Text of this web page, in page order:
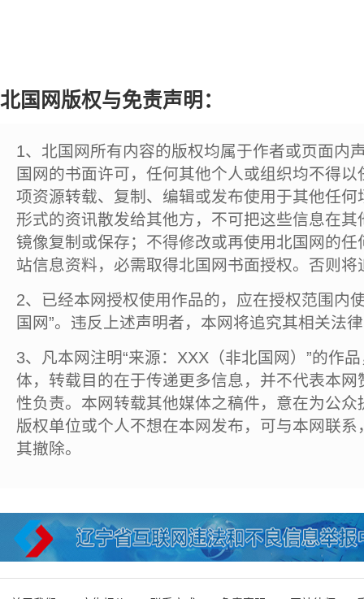
北国网版权与免责声明：
1、北国网所有内容的版权均属于作者或页面内
国网的书面许可，任何其他个人或组织均不得
项资源转载、复制、编辑或发布使用于其他任
形式的资讯散发给其他方，不可把这些信息在
镜像复制或保存；不得修改或再使用北国网的
站信息资料，必需取得北国网书面授权。否则将
2、已经本网授权使用作品的，应在授权范围内
国网”。违反上述声明者，本网将追究其相关法
3、凡本网注明“来源：XXX（非北国网）”的作
体，转载目的在于传递更多信息，并不代表本
性负责。本网转载其他媒体之稿件，意在为公
版权单位或个人不想在本网发布，可与本网联
其撤除。